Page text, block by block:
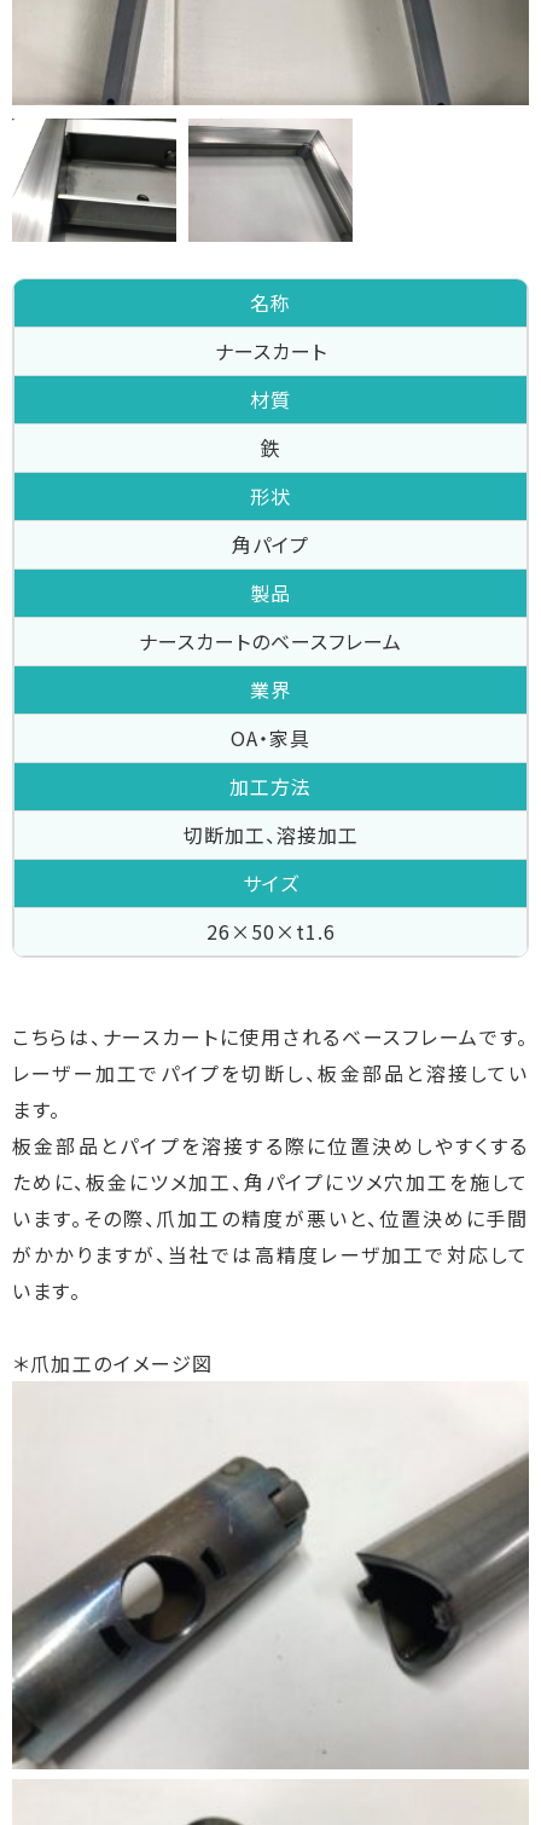
名称
ナースカート
材質
鉄
形状
角パイプ
製品
ナースカートのベースフレーム
業界
OA・家具
加工方法
切断加工、溶接加工
サイズ
26×50×t1.6
こちらは、ナースカートに使用されるベースフレームです。
レーザー加工でパイプを切断し、板金部品と溶接してい
ます。
板金部品とパイプを溶接する際に位置決めしやすくする
ために、板金にツメ加工、角パイプにツメ穴加工を施して
います。その際、爪加工の精度が悪いと、位置決めに手間
がかかりますが、当社では高精度レーザ加工で対応して
います。
＊爪加工のイメージ図